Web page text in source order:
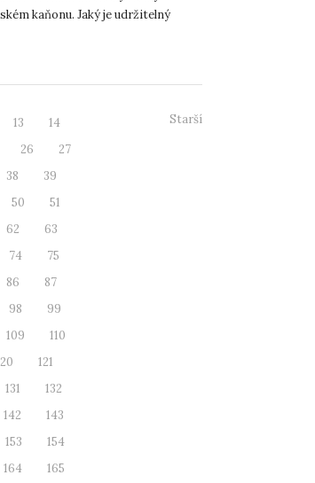
kaňonu. Jaký je udržitelný
13
14
26
27
38
39
50
51
62
63
74
75
86
87
98
99
109
110
121
131
132
142
143
153
154
164
165
Starší